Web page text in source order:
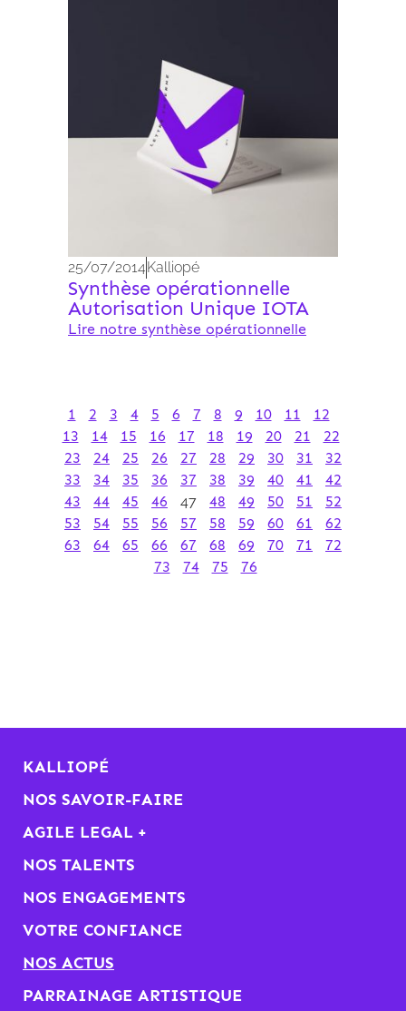
25/07/2014 Kalliopé
Synthèse opérationnelle
Autorisation Unique IOTA
Lire notre synthèse opérationnelle
1 2 3 4 5 6 7 8 9 10 11
12
13
14 15 16 17 18 19 20 21
22
23
24 25 26 27 28 29 30 31
32
33
34 35 36 37 38 39 40 41
42
43
44 45 46 47 48 49 50 51
52
53
54 55 56 57 58 59 60 61
62
63
64 65 66 67 68 69 70 71
72
73
74 75 76
KALLIOPÉ
NOS SAVOIR-FAIRE
AGILE LEGAL +
NOS TALENTS
NOS ENGAGEMENTS
VOTRE CONFIANCE
NOS ACTUS
PARRAINAGE ARTISTIQUE